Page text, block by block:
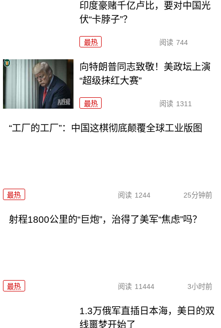
印度豪赌千亿卢比，要对中国光
伏“卡脖子”？
最热 阅读 744
向特朗普同志致敬！美政坛上演
“超级抹红大赛”
最热 阅读 1311
“工厂的工厂”：中国这棋彻底颠覆全球工业版图
最热 阅读 1244 25分钟前
射程1800公里的“巨炮”，治得了美军“焦虑”吗？
最热 阅读 11444 3小时前
1.3万俄军直插日本海，美日的双
线噩梦开始了